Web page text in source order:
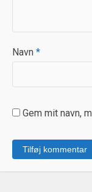
Navn *
Gem mit navn,